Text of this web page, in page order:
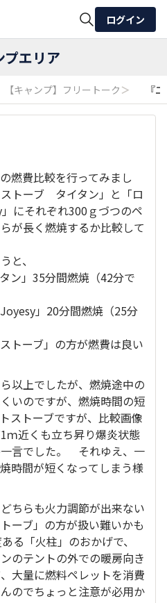
検索
ログイン
プエリア
【キャンプ】フリートーク ＞ 『二
燃費比較を行ってみまし
トーブ タイタン」と「ロ
にそれぞれ300ｇづつのペ
が長く燃焼するか比較して
と、
ン」35分間燃焼（42分で
」20分間燃焼（25分
トーブ」の方が燃費は良い
以上でしたが、燃焼途中の
いのですが、燃焼時間の短
ストーブですが、比較画像
ｍ近くも立ち昇り爆炎状態
言でした。 それゆえ、一
時間が短くなってしまう様
ちらも火力調節が出来ない
ーブ」の方が扱い難いかも
る「火柱」のおかげで、
のテントの外での暖房向き
大量に燃料ペレットを消費
のでちょっと注意が必用か